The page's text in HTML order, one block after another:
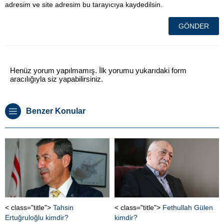
adresim ve site adresim bu tarayıcıya kaydedilsin.
Henüz yorum yapılmamış. İlk yorumu yukarıdaki form
aracılığıyla siz yapabilirsiniz.
Benzer Konular
< class="title"> Tahsin
Ertuğruloğlu kimdir?
< class="title"> Fethullah Gülen
kimdir?